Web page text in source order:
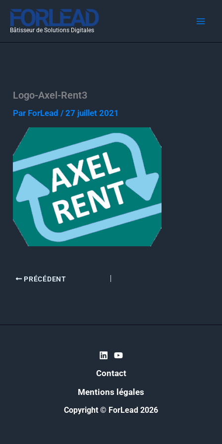
Aller
contenu
Bâtisseur de Solutions Digitales
Logo-Axel-Rent3
Par ForLead/27 juillet 2021
PRÉCÉDENT
Contact
Mentions légales
Copyright © ForLead 2026